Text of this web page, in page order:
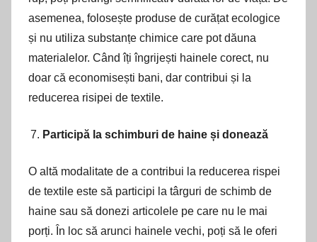
asemenea, folosește produse de curățat ecologice
și nu utiliza substanțe chimice care pot dăuna
materialelor. Când îți îngrijești hainele corect, nu
doar că economisești bani, dar contribui și la
reducerea risipei de textile.
Participă la schimburi de haine și donează
O altă modalitate de a contribui la reducerea rispei
de textile este să participi la târguri de schimb de
haine sau să donezi articolele pe care nu le mai
porți. În loc să arunci hainele vechi, poți să le oferi